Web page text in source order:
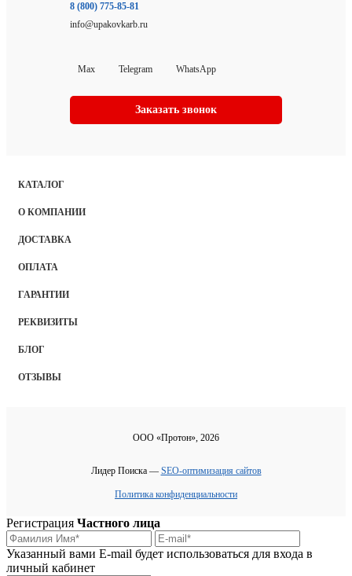
8 (800) 775-85-81
info@upakovkarb.ru
Max Telegram WhatsApp
Заказать звонок
КАТАЛОГ
О КОМПАНИИ
ДОСТАВКА
ОПЛАТА
ГАРАНТИИ
РЕКВИЗИТЫ
БЛОГ
ОТЗЫВЫ
ООО «Протон», 2026
Лидер Поиска — SEO-оптимизация сайтов
Политика конфиденциальности
Регистрация Частного лица
Указанный вами E-mail будет использоваться для входа в
личный кабинет